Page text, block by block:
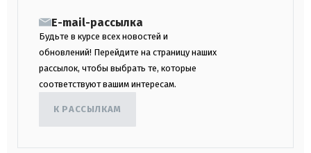
E-mail-рассылка
Будьте в курсе всех новостей и
обновлений! Перейдите на страницу наших
рассылок, чтобы выбрать те, которые
соответствуют вашим интересам.
К РАССЫЛКАМ